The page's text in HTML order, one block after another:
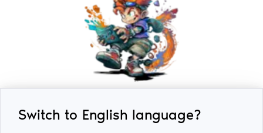
2018-2026 © ExLoader. Tous droits réservés. Conçu et
Switch to English language?